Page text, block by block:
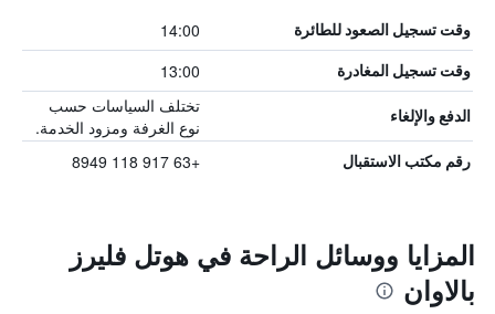
وقت تسجيل الصعود للطائرة 14:00
وقت تسجيل المغادرة 13:00
الدفع والإلغاء
تختلف السياسات حسب
نوع الغرفة ومزود الخدمة.
رقم مكتب الاستقبال +63 917 118 8949
المزايا ووسائل الراحة في هوتل فليرز
بالاوان